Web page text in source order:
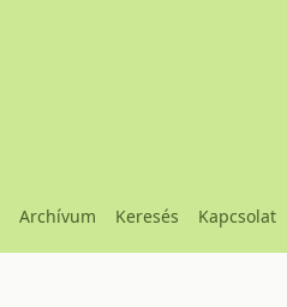
Archívum Keresés Kapcsolat